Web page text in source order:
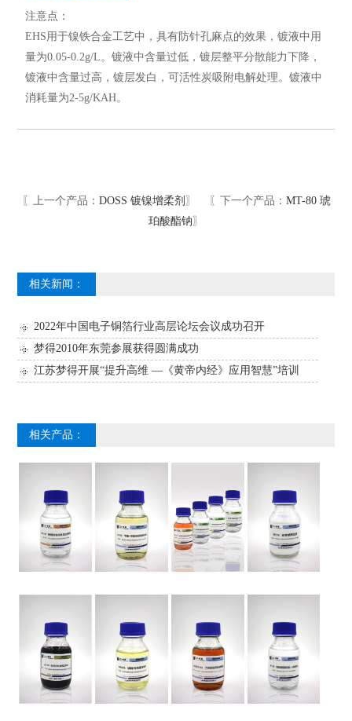
注意点：
EHS用于镍铁合金工艺中，具有防针孔麻点的效果，镀液中用
量为0.05-0.2g/L。镀液中含量过低，镀层整平分散能力下降，
镀液中含量过高，镀层发白，可活性炭吸附电解处理。镀液中
消耗量为2-5g/KAH。
〖上一个产品： DOSS 镀镍增柔剂 〗 〖下一个产品： MT-80 琥
珀酸酯钠〗
相关新闻：
2022年中国电子铜箔行业高层论坛会议成功召开
梦得2010年东莞参展获得圆满成功
江苏梦得开展“提升高维 —《黄帝内经》应用智慧”培训
相关产品：